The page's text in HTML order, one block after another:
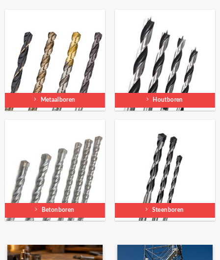
Metaalboren Houtboren
Betonboren Steenboren